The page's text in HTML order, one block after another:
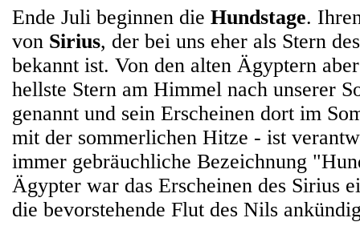
Ende Juli beginnen die Hundstage.
von Sirius, der bei uns eher als Stern
bekannt ist. Von den alten Ägyptern
hellste Stern am Himmel nach unserer
genannt und sein Erscheinen dort im
mit der sommerlichen Hitze - ist
immer gebräuchliche Bezeichnung
Ägypter war das Erscheinen des Sirius
die bevorstehende Flut des Nils